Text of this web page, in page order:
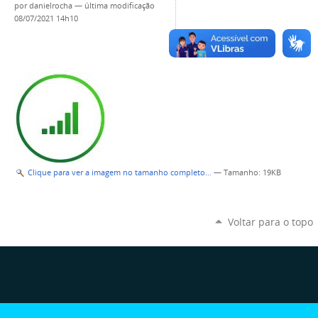
pordanielrocha — última modificação
08/07/2021 14h10
Clique para ver a imagem no tamanho completo… — Tamanho: 19KB
Voltar para o topo